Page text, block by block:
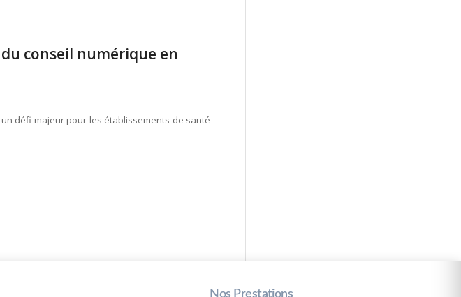
du conseil numérique en
défi majeur pour les établissements de santé
Nos Prestations